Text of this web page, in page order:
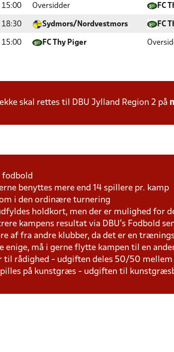
15:00 Oversidder FC
18:30 Sydmors/Nordvestmors FC
15:00 FC Thy Piger
skal rettes til DBU Jylland Region 2 på
fodbold
benyttes mere end 14 spillere pr. kamp
i den ordinære turnering
holdkort, men der er mulighed for
kampens resultat via DBU's Fodbold
af fra andre klubber, da det er en
enige, må i gerne flytte kampen til en
til rådighed - udgiften deles 50/50 mellem
på kunstgræs - udgiften til